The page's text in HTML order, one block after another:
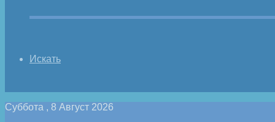
Искать
Суббота , 8 Август 2026